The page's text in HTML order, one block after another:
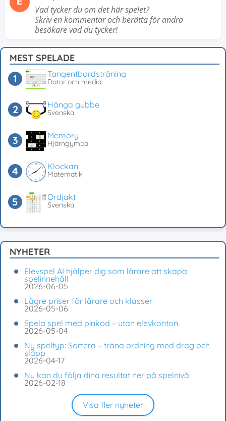
Vad tycker du om det här spelet?
Skriv en kommentar och berätta för andra
besökare vad du tycker!
MEST SPELADE
Tangentbordsträning
Dator och media
Hänga gubbe
Svenska
Memory
Hjärngympa
Klockan
Matematik
Ordjakt
Svenska
NYHETER
Elevspel AI hjälper dig som lärare att skapa
spelinnehåll
2026-06-05
Lägre priser för lärare och klasser
2026-05-06
Spela spel med pinkod – utan elevkonton
2026-05-04
Ny speltyp: Sortera – träna ordning med drag och
släpp
2026-04-17
Nu kan du följa dina resultat ner på spelnivå
2026-02-18
Visa fler nyheter